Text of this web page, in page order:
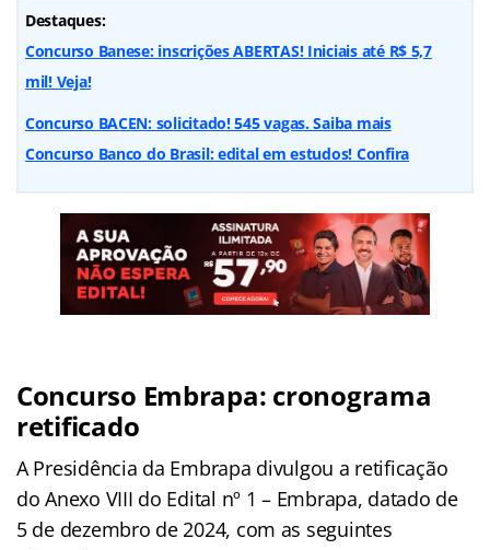
Destaques:
Concurso Banese: inscrições ABERTAS! Iniciais até R$ 5,7
mil! Veja!
Concurso BACEN: solicitado! 545 vagas. Saiba mais
Concurso Banco do Brasil: edital em estudos! Confira
Concurso Embrapa: cronograma
retificado
A Presidência da Embrapa divulgou a retificação
do Anexo VIII do Edital nº 1 – Embrapa, datado de
5 de dezembro de 2024, com as seguintes